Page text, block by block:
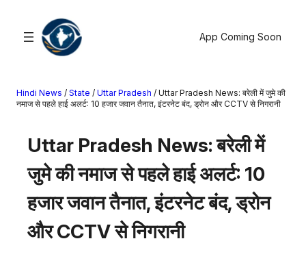
खोजें
मनोरंजन
राज्य
आस्था
व्यापार
App Coming Soon
Hindi News / State / Uttar Pradesh / Uttar Pradesh News: बरेली में जुमे की
नमाज से पहले हाई अलर्ट: 10 हजार जवान तैनात, इंटरनेट बंद, ड्रोन और CCTV से निगरानी
Uttar Pradesh News: बरेली में
जुमे की नमाज से पहले हाई अलर्ट: 10
हजार जवान तैनात, इंटरनेट बंद, ड्रोन
और CCTV से निगरानी